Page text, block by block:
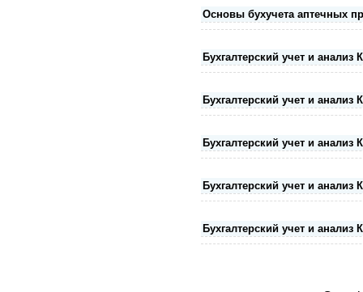
Основы бухучета аптечных
Бухгалтерский учет и
Бухгалтерский учет и
Бухгалтерский учет и
Бухгалтерский учет и
Бухгалтерский учет и